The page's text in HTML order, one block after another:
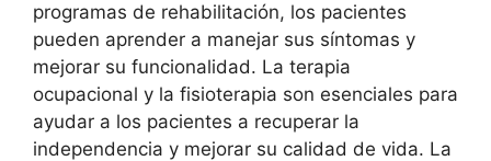
programas de rehabilitación, los pacientes
pueden aprender a manejar sus síntomas y
mejorar su funcionalidad. La terapia
ocupacional y la fisioterapia son esenciales para
ayudar a los pacientes a recuperar la
independencia y mejorar su calidad de vida. La